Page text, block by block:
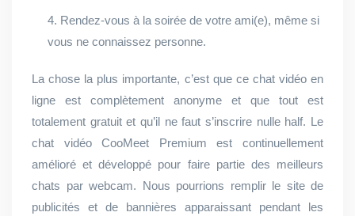
Rendez-vous à la soirée de votre ami(e), même si
vous ne connaissez personne.
La chose la plus importante, c’est que ce chat vidéo en
ligne est complètement anonyme et que tout est
totalement gratuit et qu’il ne faut s’inscrire nulle half. Le
chat vidéo CooMeet Premium est continuellement
amélioré et développé pour faire partie des meilleurs
chats par webcam. Nous pourrions remplir le site de
publicités et de bannières apparaissant pendant les